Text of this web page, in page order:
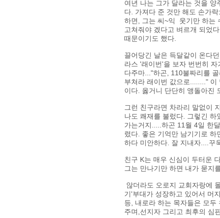
여년 나는 그가 달라는 것을
다. 가져다 준 것만 해도 손가
하면, 그는 씨~익 웃기만 하는
고쳐줘야 겠다고 벼르개 되었
때문이기도 했다.
끌어당긴 날은 득달같이 온다
라스 '래이번'을 보자 번번히
다주마..."하곤, 110불짜리를
부쳐라 래이번 값으로........"
이다. 옳거니 단단히 앵돌아진
그런 친구라면 차라리 말없이
나도 쾌재를 불렀다. 그렇긴
가는거지.....하곤 11월 4일 한
렸다. 좋은 기억만 남기기로
하다 미안하다. 잘 지내자....꾸
친구 K는 매우 신심이 두터운
그는 만나기만 하면 내가 묻지
않더라도 오로지 교회자랑에
기'부대가 성장하고 있어서 머
등, 내로라 하는 목자들은 모
주며,선지자 그리고 최후의 심